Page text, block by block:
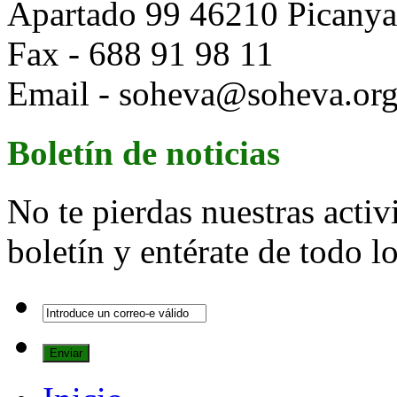
Apartado 99 46210
Fax - 688 91 98 11
Email -
Boletín de noticias
No te pierdas nuestras
boletín y entérate de todo